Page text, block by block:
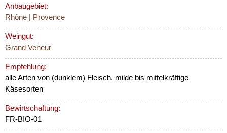
Anbaugebiet:
Rhône | Provence
Weingut:
Grand Veneur
Empfehlung:
alle Arten von (dunklem) Fleisch, milde bis mittelkräftige
Käsesorten
Bewirtschaftung:
FR-BIO-01